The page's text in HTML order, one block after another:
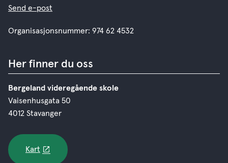
Send e-post
Organisasjonsnummer: 974 62 4532
Her finner du oss
Bergeland videregående skole
Vaisenhusgata 50
4012 Stavanger
Kart